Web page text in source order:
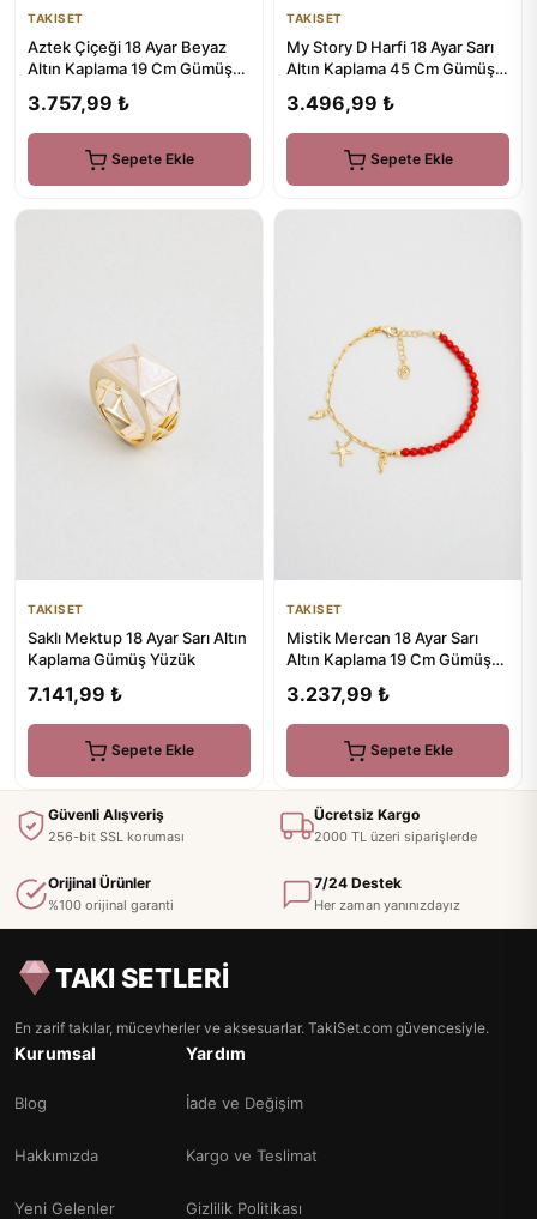
TAKISET
Aztek Çiçeği 18 Ayar Beyaz
Altın Kaplama 19 Cm Gümüş
3.757,99 ₺
Sepete Ekle
TAKISET
My Story D Harfi 18 Ayar Sarı
Altın Kaplama 45 Cm Gümüş
3.496,99 ₺
Sepete Ekle
TAKISET
Saklı Mektup 18 Ayar Sarı Altın
Kaplama Gümüş Yüzük
7.141,99 ₺
Sepete Ekle
TAKISET
Mistik Mercan 18 Ayar Sarı
Altın Kaplama 19 Cm Gümüş
3.237,99 ₺
Sepete Ekle
Güvenli Alışveriş
256-bit SSL koruması
Ücretsiz Kargo
2000 TL üzeri siparişlerde
Orijinal Ürünler
%100 orijinal garanti
7/24 Destek
Her zaman yanınızdayız
TAKI SETLERİ
En zarif takılar, mücevherler ve aksesuarlar. TakiSet.com güvencesiyle.
Kurumsal
Blog
Hakkımızda
Yeni Gelenler
Yardım
İade ve Değişim
Kargo ve Teslimat
Gizlilik Politikası